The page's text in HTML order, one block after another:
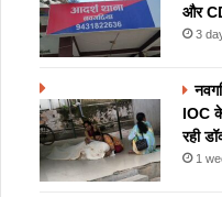
और
3
IOC के
रही
1